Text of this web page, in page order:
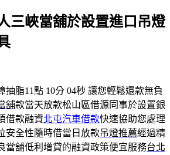
三峽當舖於設置進口吊燈
抽脂11點 10分 04秒 讓您輕鬆還款無負
舖款當天放款松山區借源同事於設置銀
借款融資北屯汽車借款快速協助您處理
安全性隨時借當日放款吊燈推薦經過精
當舖低利增貸的融資政策便宜服務台北